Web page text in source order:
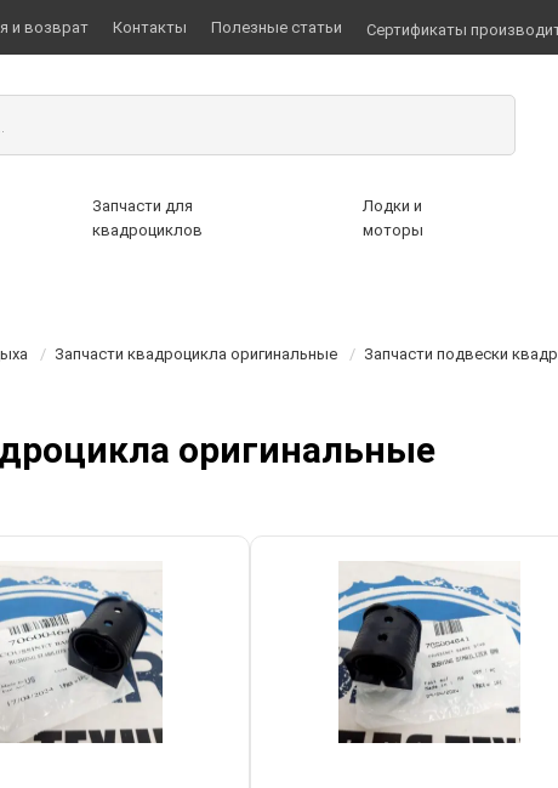
и возврат Контакты Полезные статьи Сертификаты
Запчасти для
квадроциклов
Лодки и
моторы
/ Запчасти квадроцикла оригинальные / Запчасти подвески
оригинальные